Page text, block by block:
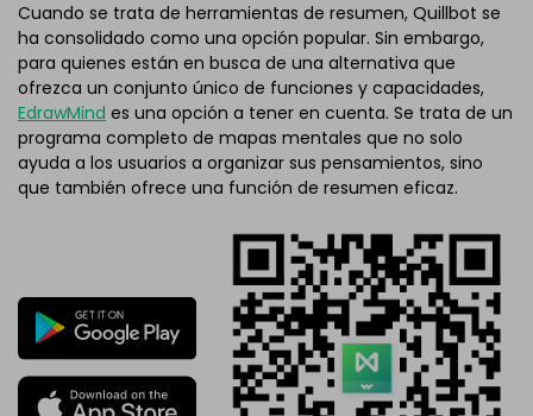
Cuando se trata de herramientas de resumen, Quillbot se
ha consolidado como una opción popular. Sin embargo,
para quienes están en busca de una alternativa que
ofrezca un conjunto único de funciones y capacidades,
EdrawMind es una opción a tener en cuenta. Se trata de un
programa completo de mapas mentales que no solo
ayuda a los usuarios a organizar sus pensamientos, sino
que también ofrece una función de resumen eficaz.